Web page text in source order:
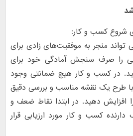
شروع کسب و کار:
تواند منجر به موفقیت‌های زادی برای
را صرف سنجش آمادگی خود برای
در کسب و کار هیچ ضمانتی وجود
با طرح یک نقشه مناسب و بررسی دقیق
دهید. در ابتدا نقاط ضعف و
کسب و کار مورد ارزیابی قرار